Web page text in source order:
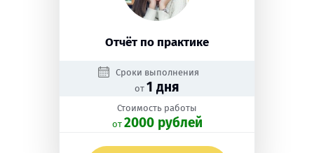
Отчёт по практике
Сроки выполнения
от 1 дня
Стоимость работы
oт 2000 рублей